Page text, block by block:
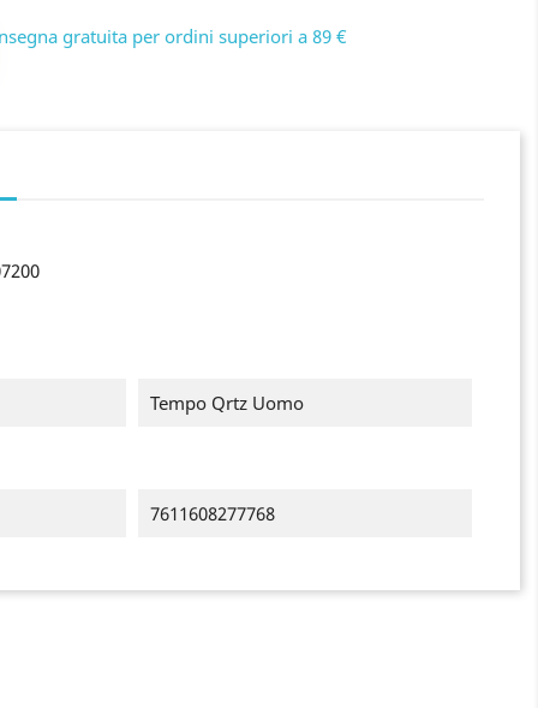
gratuita per ordini superiori a 89 €
Tempo Qrtz Uomo
7611608277768